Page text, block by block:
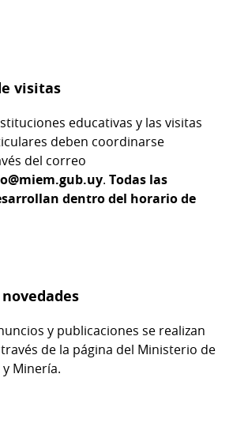
visitas
educativas y las visitas
deben coordinarse
del correo
. Todas las
dentro del horario de
y publicaciones se realizan
de la página del Ministerio de
Minería.